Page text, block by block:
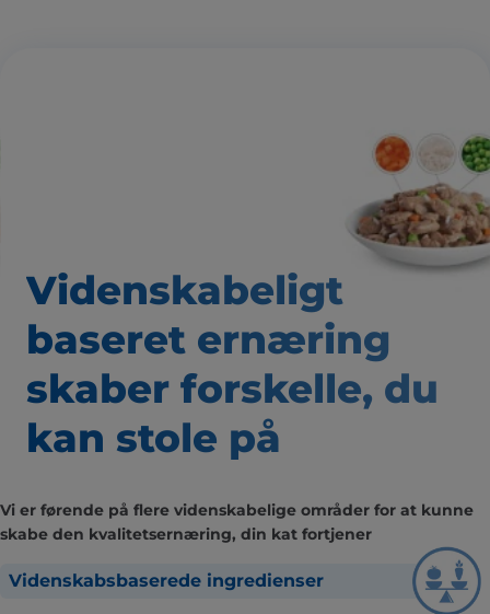
Videnskabeligt
baseret ernæring
skaber forskelle, du
kan stole på
Vi er førende på flere videnskabelige områder for at kunne
skabe den kvalitetsernæring, din kat fortjener
Videnskabsbaserede ingredienser